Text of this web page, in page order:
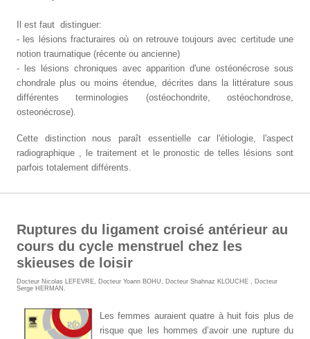
Il est faut distinguer:
- les lésions fracturaires où on retrouve toujours avec certitude une
notion traumatique (récente ou ancienne)
- les lésions chroniques avec apparition d'une ostéonécrose sous
chondrale plus ou moins étendue, décrites dans la littérature sous
différentes terminologies (ostéochondrite, ostéochondrose,
osteonécrose).
Cette distinction nous paraît essentielle car l'étiologie, l'aspect
radiographique , le traitement et le pronostic de telles lésions sont
parfois totalement différents.
Ruptures du ligament croisé antérieur au
cours du cycle menstruel chez les
skieuses de loisir
Docteur Nicolas LEFEVRE, Docteur Yoann BOHU, Docteur Shahnaz KLOUCHE , Docteur
Serge HERMAN .
Les femmes auraient quatre à huit fois plus de
risque que les hommes d’avoir une rupture du